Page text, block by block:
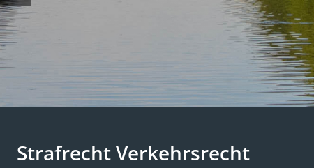
Strafrecht Verkehrsrecht